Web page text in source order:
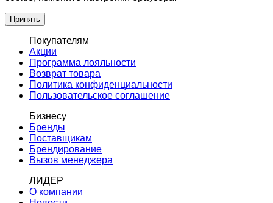
Принять
Покупателям
Акции
Программа лояльности
Возврат товара
Политика конфиденциальности
Пользовательское соглашение
Бизнесу
Бренды
Поставщикам
Брендирование
Вызов менеджера
ЛИДЕР
О компании